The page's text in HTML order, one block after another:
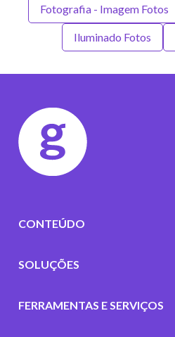
Fotografia - Imagem Fotos
Iluminado Fotos
CONTEÚDO
SOLUÇÕES
FERRAMENTAS E SERVIÇOS